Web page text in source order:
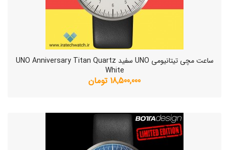
ساعت مچی تیتانیومی UNO سفید UNO Anniversary Titan Quartz
White
18,500,000 تومان